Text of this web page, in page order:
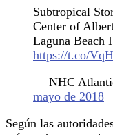
Subtropical
Center of
Laguna Beach
https://t.co/
— NHC
mayo de 2018
Según las